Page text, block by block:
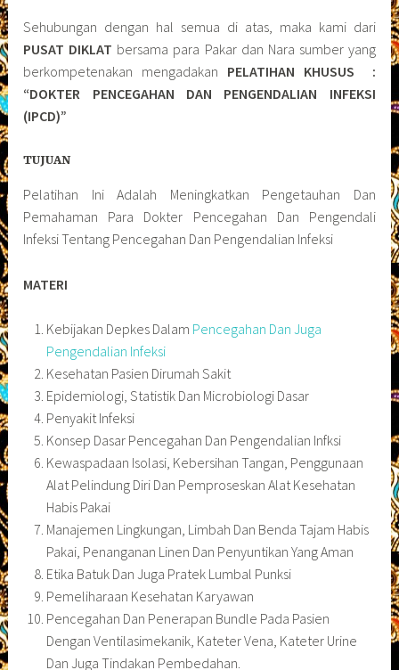
Sehubungan dengan hal semua di atas, maka kami dari
PUSAT DIKLAT bersama para Pakar dan Nara sumber yang
berkompetenakan mengadakan PELATIHAN KHUSUS :
“DOKTER PENCEGAHAN DAN PENGENDALIAN INFEKSI
(IPCD)”
TUJUAN
Pelatihan Ini Adalah Meningkatkan Pengetauhan Dan
Pemahaman Para Dokter Pencegahan Dan Pengendali
Infeksi Tentang Pencegahan Dan Pengendalian Infeksi
MATERI
Kebijakan Depkes Dalam Pencegahan Dan Juga
Pengendalian Infeksi
Kesehatan Pasien Dirumah Sakit
Epidemiologi, Statistik Dan Microbiologi Dasar
Penyakit Infeksi
Konsep Dasar Pencegahan Dan Pengendalian Infksi
Kewaspadaan Isolasi, Kebersihan Tangan, Penggunaan
Alat Pelindung Diri Dan Pemproseskan Alat Kesehatan
Habis Pakai
Manajemen Lingkungan, Limbah Dan Benda Tajam Habis
Pakai, Penanganan Linen Dan Penyuntikan Yang Aman
Etika Batuk Dan Juga Pratek Lumbal Punksi
Pemeliharaan Kesehatan Karyawan
Pencegahan Dan Penerapan Bundle Pada Pasien
Dengan Ventilasimekanik, Kateter Vena, Kateter Urine
Dan Juga Tindakan Pembedahan.